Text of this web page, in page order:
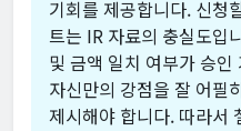
기회를 제공합니다. 신청
트는 IR 자료의 충실도입
및 금액 일치 여부가 승
자신만의 강점을 잘 어필
제시해야 합니다. 따라서